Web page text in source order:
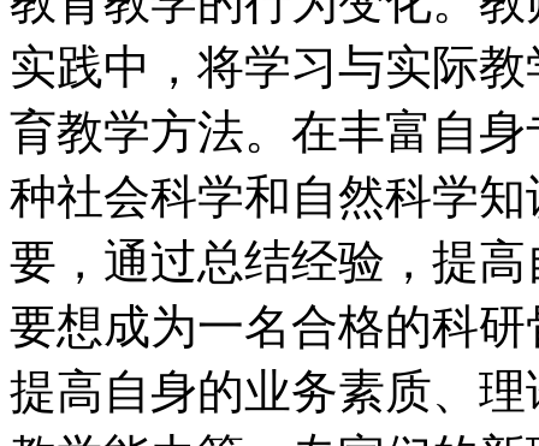
实践中，将学习与实际
育教学方法。在丰富自
种社会科学和自然科学
要，通过总结经验，提
要想成为一名合格的科
提高自身的业务素质、